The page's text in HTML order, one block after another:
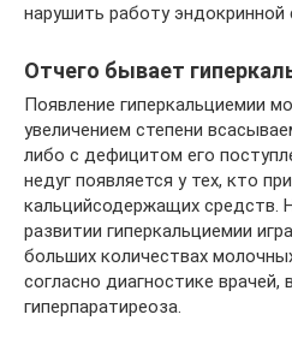
нарушить работу эндокринной
Отчего бывает
Появление гиперкальциемии
увеличением степени
либо с дефицитом его
недуг появляется у тех, кто
кальцийсодержащих средств.
развитии гиперкальциемии
больших количествах
согласно диагностике врачей,
гиперпаратиреоза.